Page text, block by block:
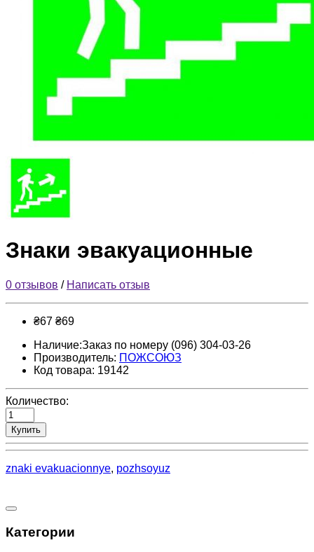
Знаки эвакуационные
0 отзывов / Написать отзыв
₴67 ₴69
Наличие:Заказ по номеру (096) 304-03-26
Производитель: ПОЖСОЮЗ
Код товара: 19142
Количество:
Купить
znaki evakuacionnye, pozhsoyuz
Категории